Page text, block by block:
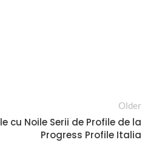
Older
cu Noile Serii de Profile de la
Progress Profile Italia